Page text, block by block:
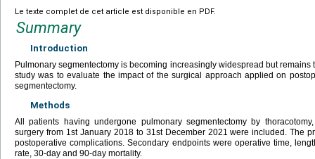
Le texte complet de cet article est disponible en PDF.
Summary
Introduction
Pulmonary segmentectomy is becoming increasingly widespread but
study was to evaluate the impact of the surgical approach applied on
segmentectomy.
Methods
All patients having undergone pulmonary segmentectomy by
surgery from 1st January 2018 to 31st December 2021 were included. The
postoperative complications. Secondary endpoints were operative time,
rate, 30-day and 90-day mortality.